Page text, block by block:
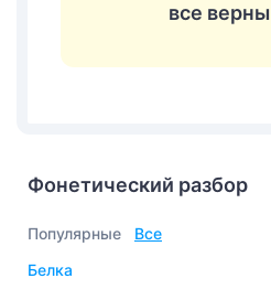
все верны
Фонетический разбор
Популярные
Все
белка